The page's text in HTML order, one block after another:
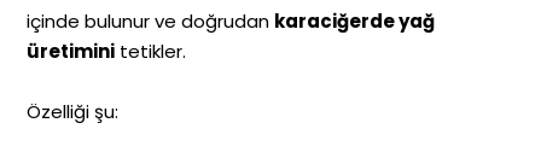
içinde bulunur ve doğrudan karaciğerde yağ
üretimini tetikler.
Özelliği şu: